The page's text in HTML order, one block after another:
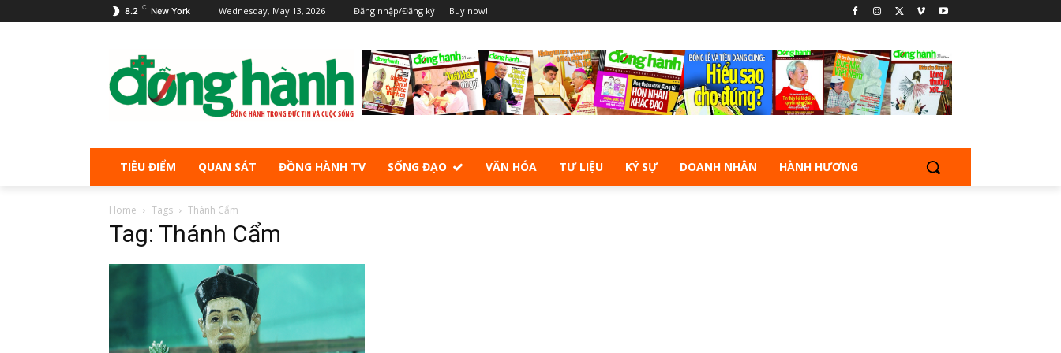
8.2 C New York Wednesday, May 13, 2026 Đăng nhập/Đăng ký Buy now!
TIÊU ĐIỂM QUAN SÁT ĐỒNG HÀNH TV SỐNG ĐẠO VĂN HÓA TƯ LIỆU KÝ SỰ DOANH NHÂN HÀNH HƯƠNG
Home Tags Thánh Cẩm
Tag: Thánh Cẩm